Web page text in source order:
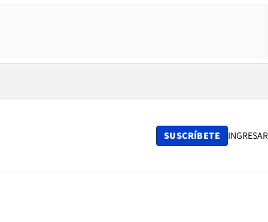
SUSCRÍBETE INGRESAR